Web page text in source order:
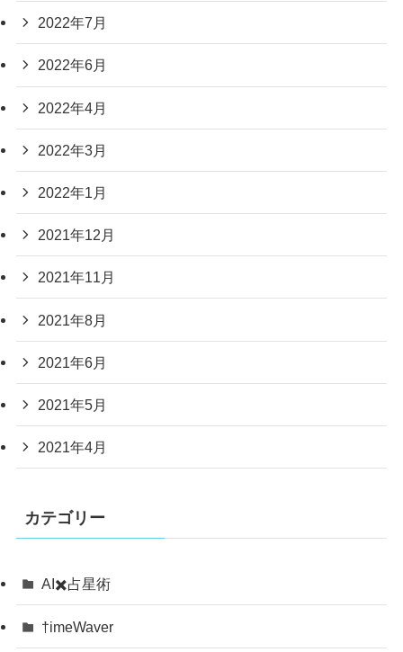
2022年7月
2022年6月
2022年4月
2022年3月
2022年1月
2021年12月
2021年11月
2021年8月
2021年6月
2021年5月
2021年4月
カテゴリー
AI✖️占星術
†imeWaver